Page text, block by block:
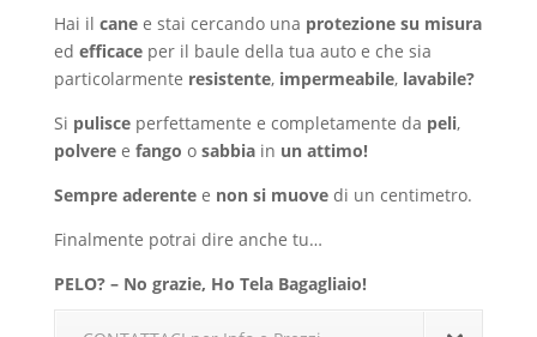
Hai il canee stai cercando una protezione su misura
ed efficaceper il baule della tua auto e che sia
particolarmente resistente, impermeabile, lavabile?
Si pulisceperfettamente e completamente da peli,
polveree fango o sabbiain un attimo!
Sempre aderentee non si muovedi un centimetro.
Finalmente potrai dire anche tu…
PELO? – No grazie, Ho Tela Bagagliaio!